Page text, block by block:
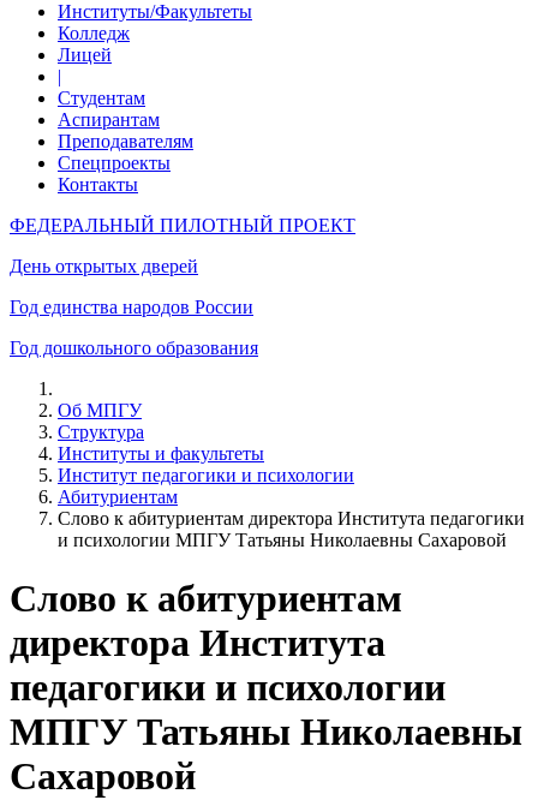
Институты/Факультеты
Колледж
Лицей
|
Студентам
Аспирантам
Преподавателям
Спецпроекты
Контакты
ФЕДЕРАЛЬНЫЙ ПИЛОТНЫЙ ПРОЕКТ
День открытых дверей
Год единства народов России
Год дошкольного образования
Об МПГУ
Структура
Институты и факультеты
Институт педагогики и психологии
Абитуриентам
Слово к абитуриентам директора Института педагогики
и психологии МПГУ Татьяны Николаевны Сахаровой
Слово к абитуриентам
директора Института
педагогики и психологии
МПГУ Татьяны Николаевны
Сахаровой